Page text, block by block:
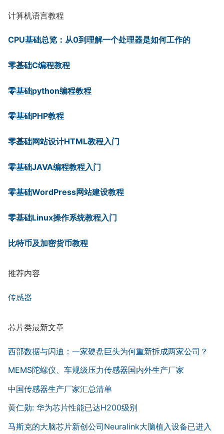
计算机语言教程
CPU基础总览：从0到理解一个处理器是如何工作的
零基础C编程教程
零基础python编程教程
零基础PHP教程
零基础网站设计HTML教程入门
零基础JAVA编程教程入门
零基础WordPress网站建设教程
零基础Linux操作系统教程入门
比特币及加密货币教程
推荐内容
传感器
芯片类最新文章
西部数据与闪迪：一家硬盘巨头为何重新拆成两家公司？
MEMS陀螺仪、车规级压力传感器国内外生产厂家
中国传感器生产厂家汇总清单
黄仁勋: 华为芯片性能已达H200级别
马斯克的大脑芯片新创公司Neuralink大脑植入设备已进入